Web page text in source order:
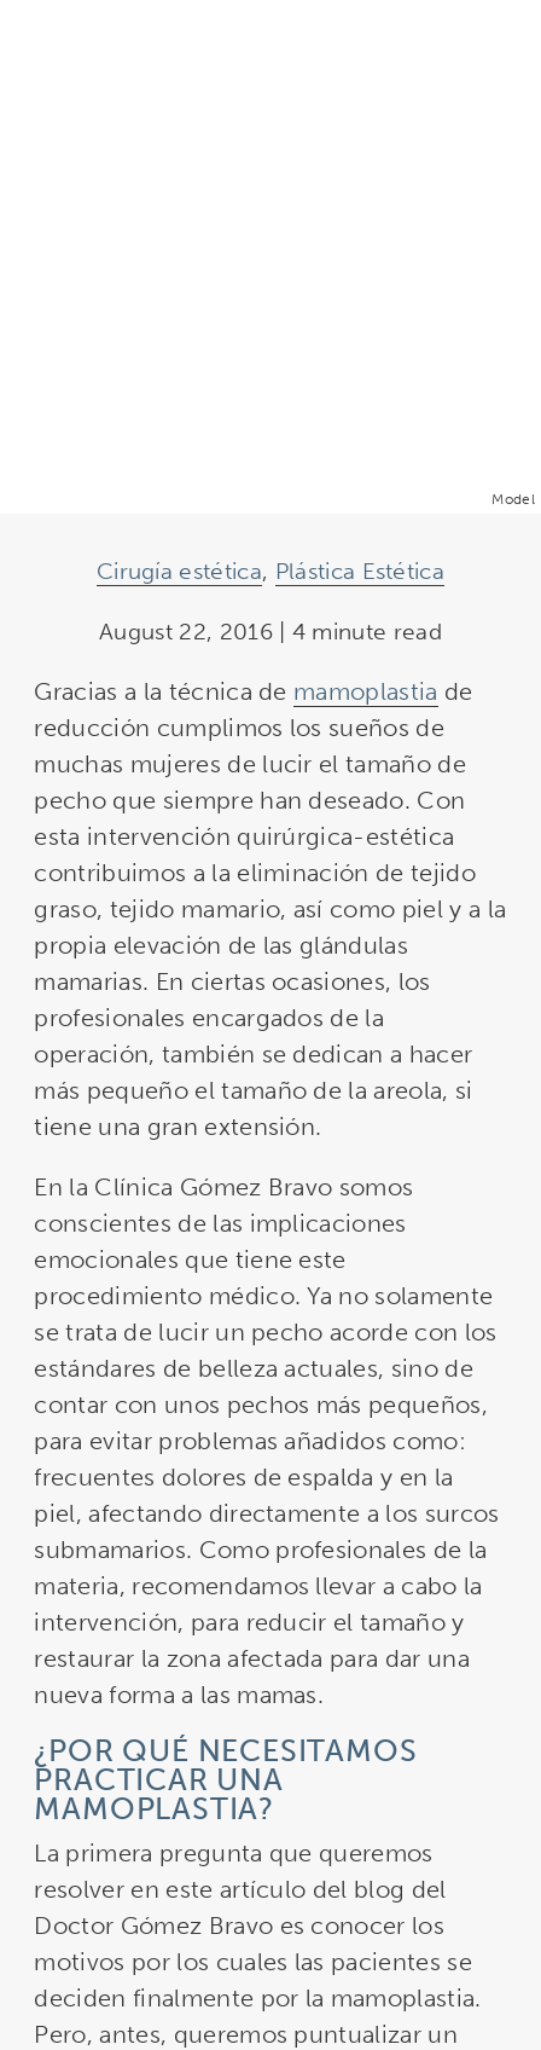
Model
Cirugía estética, Plástica Estética
August 22, 2016 | 4 minute read
Gracias a la técnica de mamoplastia de
reducción cumplimos los sueños de
muchas mujeres de lucir el tamaño de
pecho que siempre han deseado. Con
esta intervención quirúrgica-estética
contribuimos a la eliminación de tejido
graso, tejido mamario, así como piel y a la
propia elevación de las glándulas
mamarias. En ciertas ocasiones, los
profesionales encargados de la
operación, también se dedican a hacer
más pequeño el tamaño de la areola, si
tiene una gran extensión.
En la Clínica Gómez Bravo somos
conscientes de las implicaciones
emocionales que tiene este
procedimiento médico. Ya no solamente
se trata de lucir un pecho acorde con los
estándares de belleza actuales, sino de
contar con unos pechos más pequeños,
para evitar problemas añadidos como:
frecuentes dolores de espalda y en la
piel, afectando directamente a los surcos
submamarios. Como profesionales de la
materia, recomendamos llevar a cabo la
intervención, para reducir el tamaño y
restaurar la zona afectada para dar una
nueva forma a las mamas.
¿POR QUÉ NECESITAMOS
PRACTICAR UNA
MAMOPLASTIA?
La primera pregunta que queremos
resolver en este artículo del blog del
Doctor Gómez Bravo es conocer los
motivos por los cuales las pacientes se
deciden finalmente por la mamoplastia.
Pero, antes, queremos puntualizar un